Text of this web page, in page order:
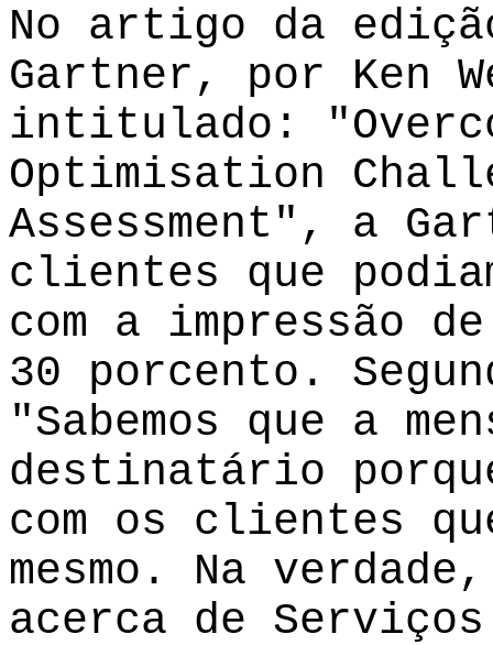
No artigo da
Gartner, por Ken
intitulado:
Optimisation
Assessment", a
clientes que
com a impressão
30 porcento.
"Sabemos que a
destinatário
com os clientes
mesmo. Na
acerca de